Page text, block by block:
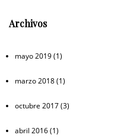
Archivos
mayo 2019 (1)
marzo 2018 (1)
octubre 2017 (3)
abril 2016 (1)